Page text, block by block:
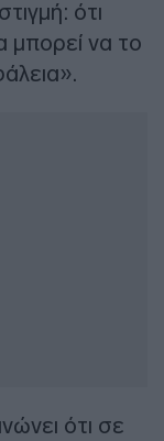
ότι
μπορεί να το
ότι σε